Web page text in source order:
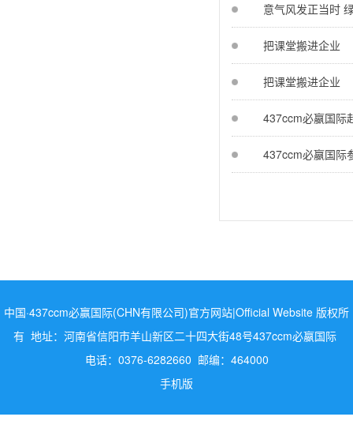
意气风发正当时
把课堂搬进企业
把课堂搬进企业
437ccm必嬴国际
437ccm必嬴国际
中国·437ccm必赢国际(CHN有限公司)官方网站|Official Website 版权所
有 地址：河南省信阳市羊山新区二十四大街48号437ccm必嬴国际
电话：0376-6282660 邮编：464000
手机版